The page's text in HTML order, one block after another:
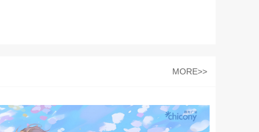
MORE>>